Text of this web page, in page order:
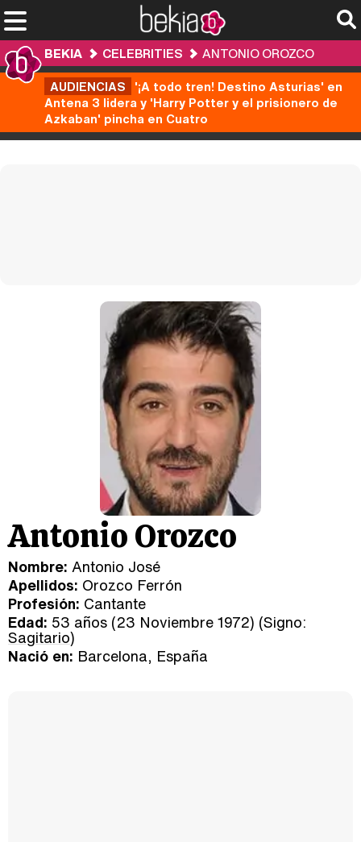
BEKIA CELEBRITIES
ANTONIO OROZCO
AUDIENCIAS '¡A todo tren! Destino Asturias' en
Antena 3 lidera y 'Harry Potter y el prisionero de
Azkaban' pincha en Cuatro
Antonio Orozco
Nombre: Antonio José
Apellidos: Orozco Ferrón
Profesión: Cantante
Edad: 53 años (23 Noviembre 1972) (Signo:
Sagitario)
Nació en: Barcelona, España